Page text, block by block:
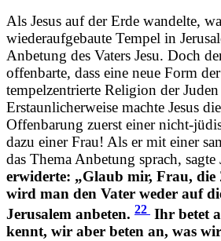
Als Jesus auf der Erde wandelte,
wiederaufgebaute Tempel in
Anbetung des Vaters Jesu. Doch
offenbarte, dass eine neue Form
tempelzentrierte Religion der
Erstaunlicherweise machte Jesus
Offenbarung zuerst einer nicht-
dazu einer Frau! Als er mit einer
das Thema Anbetung sprach, sagte
erwiderte: „Glaub mir, Frau, die
wird man den Vater weder auf
Jerusalem anbeten. 22 Ihr betet
kennt, wir aber beten an, was